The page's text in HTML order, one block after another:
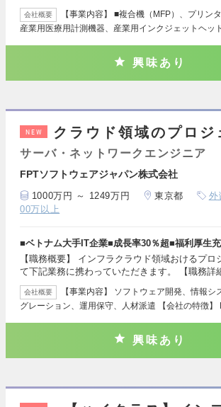
会社概要
【事業内容】 ■複合機（MFP）、プリン
産業用医療用計測機器、産業用インクジェットヘッ
興味あり
NEW クラウド領域のプロジ
サーバ・ネットワークエンジニア
FPTソフトウェアジャパン株式会社
1000万円 ～ 1249万円 東京都 外
00万以上
■ベトナム大手IT企業■成長率30％超■福利厚生
【職務概要】 インフラクラウド領域おけるプ
て下記業務に携わっていただきます。 【職務詳
会社概要
【事業内容】 ソフトウェア開発、情報
グレーション、運用保守、人材派遣 【会社の特徴】
興味あり